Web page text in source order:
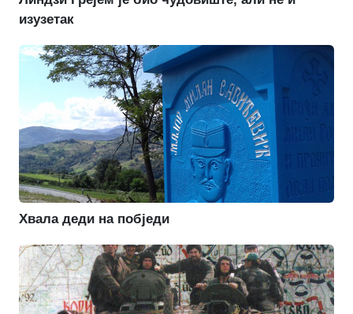
изузетак
Хвала деди на побједи